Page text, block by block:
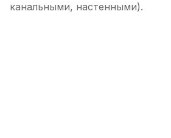
канальными, настенными).